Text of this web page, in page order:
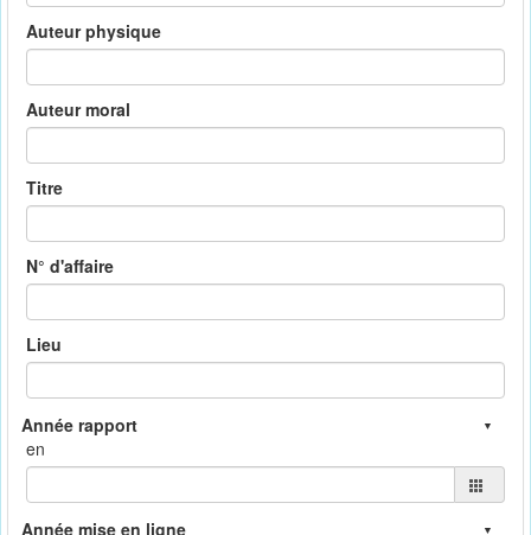
Auteur physique
Auteur moral
Titre
N° d'affaire
Lieu
en